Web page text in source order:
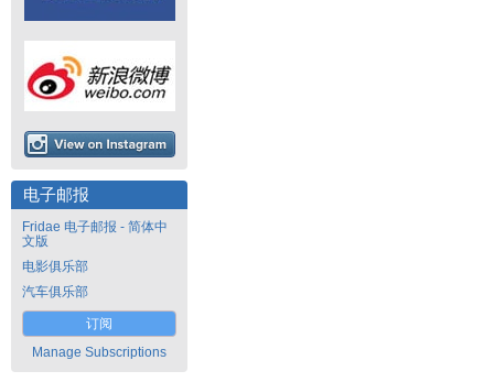
电子邮报
Fridae 电子邮报 - 简体中
文版
电影俱乐部
汽车俱乐部
订阅
Manage Subscriptions